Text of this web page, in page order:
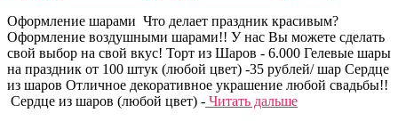
Оформление шарами Что делает праздник красивым?
Оформление воздушными шарами!! У нас Вы можете сделать
свой выбор на свой вкус! Торт из Шаров - 6.000 Гелевые шары
на праздник от 100 штук (любой цвет) -35 рублей/ шар Сердце
из шаров Отличное декоративное украшение любой свадьбы!!
Сердце из шаров (любой цвет) - Читать дальше